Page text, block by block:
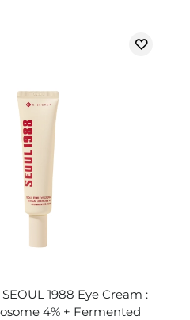
1988 Eye Cream :
4% + Fermented